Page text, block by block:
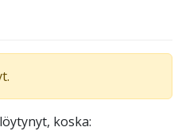
koska: